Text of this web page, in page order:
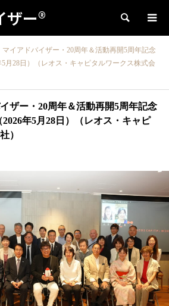
ザー® 検索
マイアドバイザー・20周年＆活動再開5周年記念
5月28日）（レオス・キャピタルワークス株式会
ザー・20周年＆活動再開5周年記念
年5月28日）（レオス・キャピ
）